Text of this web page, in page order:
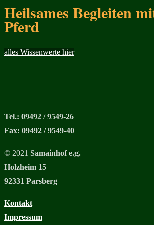
Heilsames Begleiten
Pferd
alles Wissenwerte hier
Tel.: 09492 / 9549-26
Fax: 09492 / 9549-40
© 2021 Samainhof e.g.
Holzheim 15
92331 Parsberg
Kontakt
Impressum